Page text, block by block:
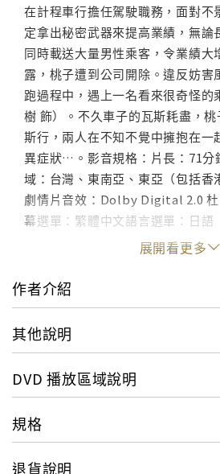
在計程車行擔任駕駛職務，面對不
定拿出秘密武器來提高業績，無論
同時載送大量男性乘客，令業績大
露，桃子遭到公司開除。違反妨害
跑過程中，遇上一名看來很奇怪的
樹 飾）。不久車子的瓦斯耗盡，
斯行，兩人在不知不覺中擁抱在一
異症狀…。影音規格：片長：71分
域：台灣、東南亞、東亞（包括香
劇情片音效：Dolby Digital 2.0 杜
幕選單：繁體中文語言選單：日語
展開看更多
作者介紹
其他說明
DVD 播放區域說明
規格
退貨說明